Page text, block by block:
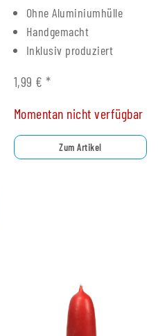
Ohne Aluminiumhülle
Handgemacht
Inklusiv produziert
1,99 €*
Momentan nicht verfügbar
Zum Artikel